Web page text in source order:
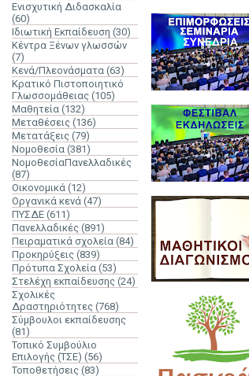
Ενισχυτική Διδασκαλία
(60)
Ιδιωτική Εκπαίδευση (30)
Κέντρα Ξένων γλωσσών
(7)
Κενά/Πλεονάσματα (63)
Κρατικό Πιστοποιητικό
Γλωσσομάθειας (105)
Μαθητεία (132)
Μεταθέσεις (136)
Μετατάξεις (79)
Νομοθεσία (381)
ΝομοθεσίαΠανελλαδικές
(87)
Οικονομικά (12)
Οργανικά κενά (47)
ΠΥΣΔΕ (611)
Πανελλαδικές (891)
Πειραματικά σχολεία (84)
Προκηρύξεις (839)
Πρότυπα Σχολεία (53)
Στελέχη εκπαίδευσης (24)
Σχολικές
Δραστηριότητες (768)
Σύμβουλοι εκπαίδευσης
(81)
Τοπικό Συμβούλιο
Επιλογής (ΤΣΕ) (56)
Τοποθετήσεις (83)